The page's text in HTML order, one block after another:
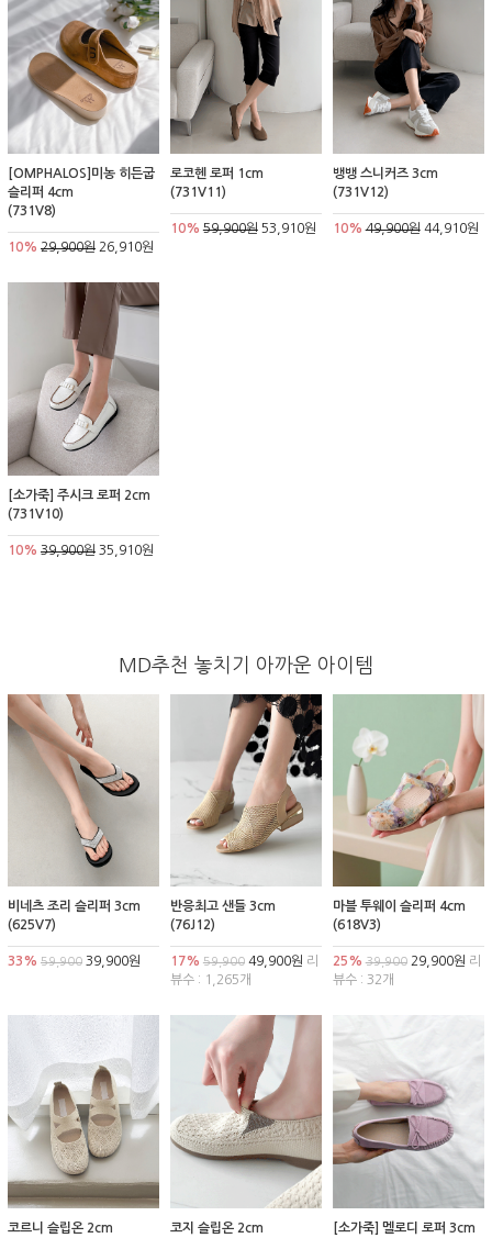
[OMPHALOS]미농 히든굽
슬리퍼 4cm
(731V8)
10% 29,900원 26,910원
로코헨 로퍼 1cm
(731V11)
10% 59,900원53,910원
뱅뱅 스니커즈 3cm
(731V12)
10% 49,900원44,910원
[소가죽] 주시크 로퍼 2cm
(731V10)
10% 39,900원 35,910원
MD추천 놓치기 아까운 아이템
비네츠 조리 슬리퍼 3cm
(625V7)
33% 59,900 39,900원
반응최고 샌들 3cm
(76J12)
17% 59,90049,900원 리
뷰수 : 1,265개
마블 투웨이 슬리퍼 4cm
(618V3)
25% 39,90029,900원 리
뷰수 : 32개
코르니 슬립온 2cm
코지 슬립온 2cm
[소가죽] 멜로디 로퍼 3cm